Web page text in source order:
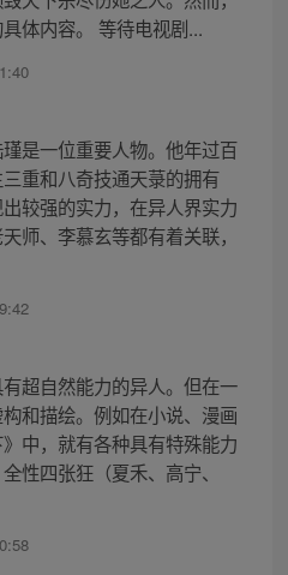
体内容。 等待电视剧...
是一位重要人物。他年过百
重和八奇技通天菉的拥有
较强的实力，在异人界实力
师、李慕玄等都有着关联，
超自然能力的异人。但在一
和描绘。例如在小说、漫画
中，就有各种具有特殊能力
性四张狂（夏禾、高宁、